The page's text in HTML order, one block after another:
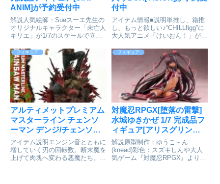
ANIM]が予約受付中
解説人気絵師・Sueスーエ先生の
オリジナルキャラクター「未亡人
キリエ」が1/7のスケールで立体
タンドと原画タペストリーが付属
いたします！未亡人 キリエ 1/7
完成品フィギュア 豪華版■予約受
付期間：〜202...
付中
アイテム情報■説明単推し、箱推
し、もっと欲しい♪“CHILLfigg”に
大人気アニメ「けいおん！」がラ
のメンバーが登場です。キャラク
ターラインナップ：「平沢唯」
「秋山澪」「田井中律」「琴吹
紬」「中野梓」全5種※...
フィギュア
アルティメットプレミアム
マスターライン チェンソ
ーマン デンジ/チェンソー
マン DX版 完成品フィギュ
アが予約受付開始
アイテム説明エンジン音とともに
増していく刃の回転数。断末魔を
上げて肉塊へ変わる悪魔たち。
フィギュア
対魔忍RPGX[堕落の雷撃]
水城ゆきかぜ 1/7 完成品フ
ィギュア[アリスグリント]
が予約受付開始
解説原型制作：ゆうこ～ん
(knead)彩色：スズキしんや大人
気ゲーム『対魔忍RPGX』より、